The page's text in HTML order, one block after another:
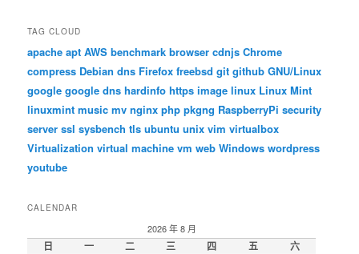
TAG CLOUD
apache apt AWS benchmark browser cdnjs Chrome
compress Debian dns Firefox freebsd git github GNU/Linux
google google dns hardinfo https image linux Linux Mint
linuxmint music mv nginx php pkgng RaspberryPi security
server ssl sysbench tls ubuntu unix vim virtualbox
Virtualization virtual machine vm web Windows wordpress
youtube
CALENDAR
2026 年 8 月
日 一 二 三 四 五 六